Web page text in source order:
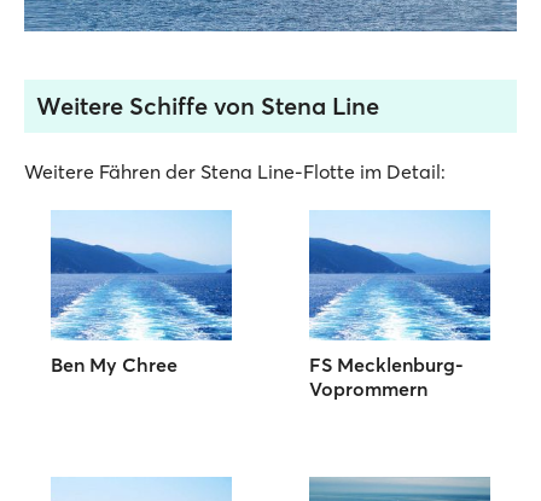
Weitere Schiffe von Stena Line
Weitere Fähren der Stena Line-Flotte im Detail:
Ben My Chree
FS Mecklenburg-
Voprommern